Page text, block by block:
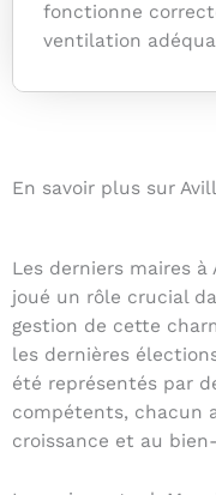
fonctionne
ventilation
En savoir plus sur
Les derniers maires
joué un rôle crucial
gestion de cette
les dernières
été représentés par
compétents, chacun
croissance et au